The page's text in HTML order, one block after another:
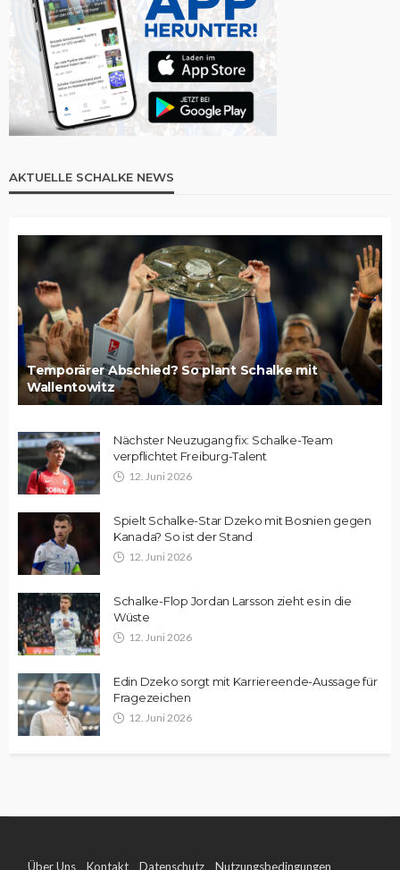
AKTUELLE SCHALKE NEWS
Temporärer Abschied? So plant Schalke mit
Wallentowitz
Nächster Neuzugang fix: Schalke-Team
verpflichtet Freiburg-Talent
12. Juni 2026
Spielt Schalke-Star Dzeko mit Bosnien gegen
Kanada? So ist der Stand
12. Juni 2026
Schalke-Flop Jordan Larsson zieht es in die
Wüste
12. Juni 2026
Edin Dzeko sorgt mit Karriereende-Aussage für
Fragezeichen
12. Juni 2026
Über Uns Kontakt Datenschutz Nutzungsbedingungen